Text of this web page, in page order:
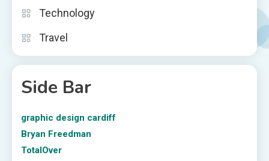
Technology
Travel
Side Bar
graphic design cardiff
Bryan Freedman
TotalOver